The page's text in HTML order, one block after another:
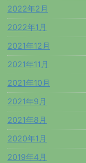
2022年2月
2022年1月
2021年12月
2021年11月
2021年10月
2021年9月
2021年8月
2020年1月
2019年4月